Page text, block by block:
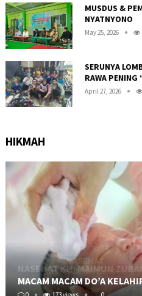
MUSDUS &
NYATNYONO
May 25, 2026
SERUNYA
RAWA PENING
April 27, 2026
HIKMAH
MACAM MACAM DO’A